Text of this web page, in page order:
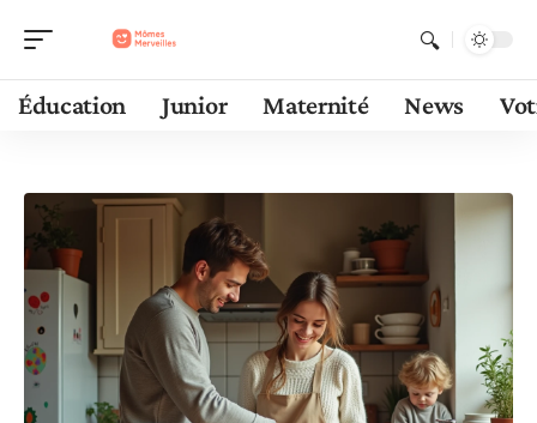
Éducation Junior Maternité News